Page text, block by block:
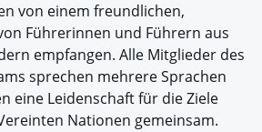
von einem freundlichen,
Führerinnen und Führern aus
empfangen. Alle Mitglieder des
sprechen mehrere Sprachen
eine Leidenschaft für die Ziele
Nationen gemeinsam.